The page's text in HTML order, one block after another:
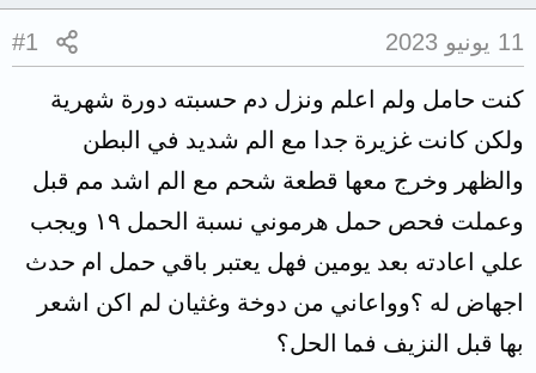
11 يونيو 2023 #1
كنت حامل ولم اعلم ونزل دم حسبته دورة شهرية
ولكن كانت غزيرة جدا مع الم شديد في البطن
والظهر وخرج معها قطعة شحم مع الم اشد مم قبل
وعملت فحص حمل هرموني نسبة الحمل ١٩ ويجب
علي اعادته بعد يومين فهل يعتبر باقي حمل ام حدث
اجهاض له ؟وواعاني من دوخة وغثيان لم اكن اشعر
بها قبل النزيف فما الحل؟